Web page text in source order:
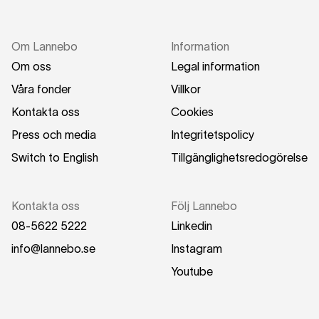
Om Lannebo
Om oss
Våra fonder
Kontakta oss
Press och media
Switch to English
Information
Legal information
Villkor
Cookies
Integritetspolicy
Tillgänglighetsredogörelse
Kontakta oss
08-5622 5222
info@lannebo.se
Följ Lannebo
Linkedin
Instagram
Youtube